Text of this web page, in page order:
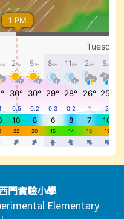
門實驗小學
Elementary